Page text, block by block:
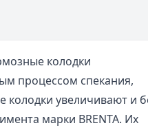
колодки
процессом спекания,
колодки увеличивают и
марки BRENTA. Их